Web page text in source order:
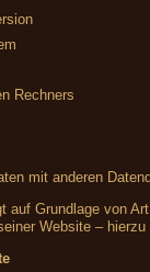
Rechners
mit anderen
auf Grundlage von
Website –